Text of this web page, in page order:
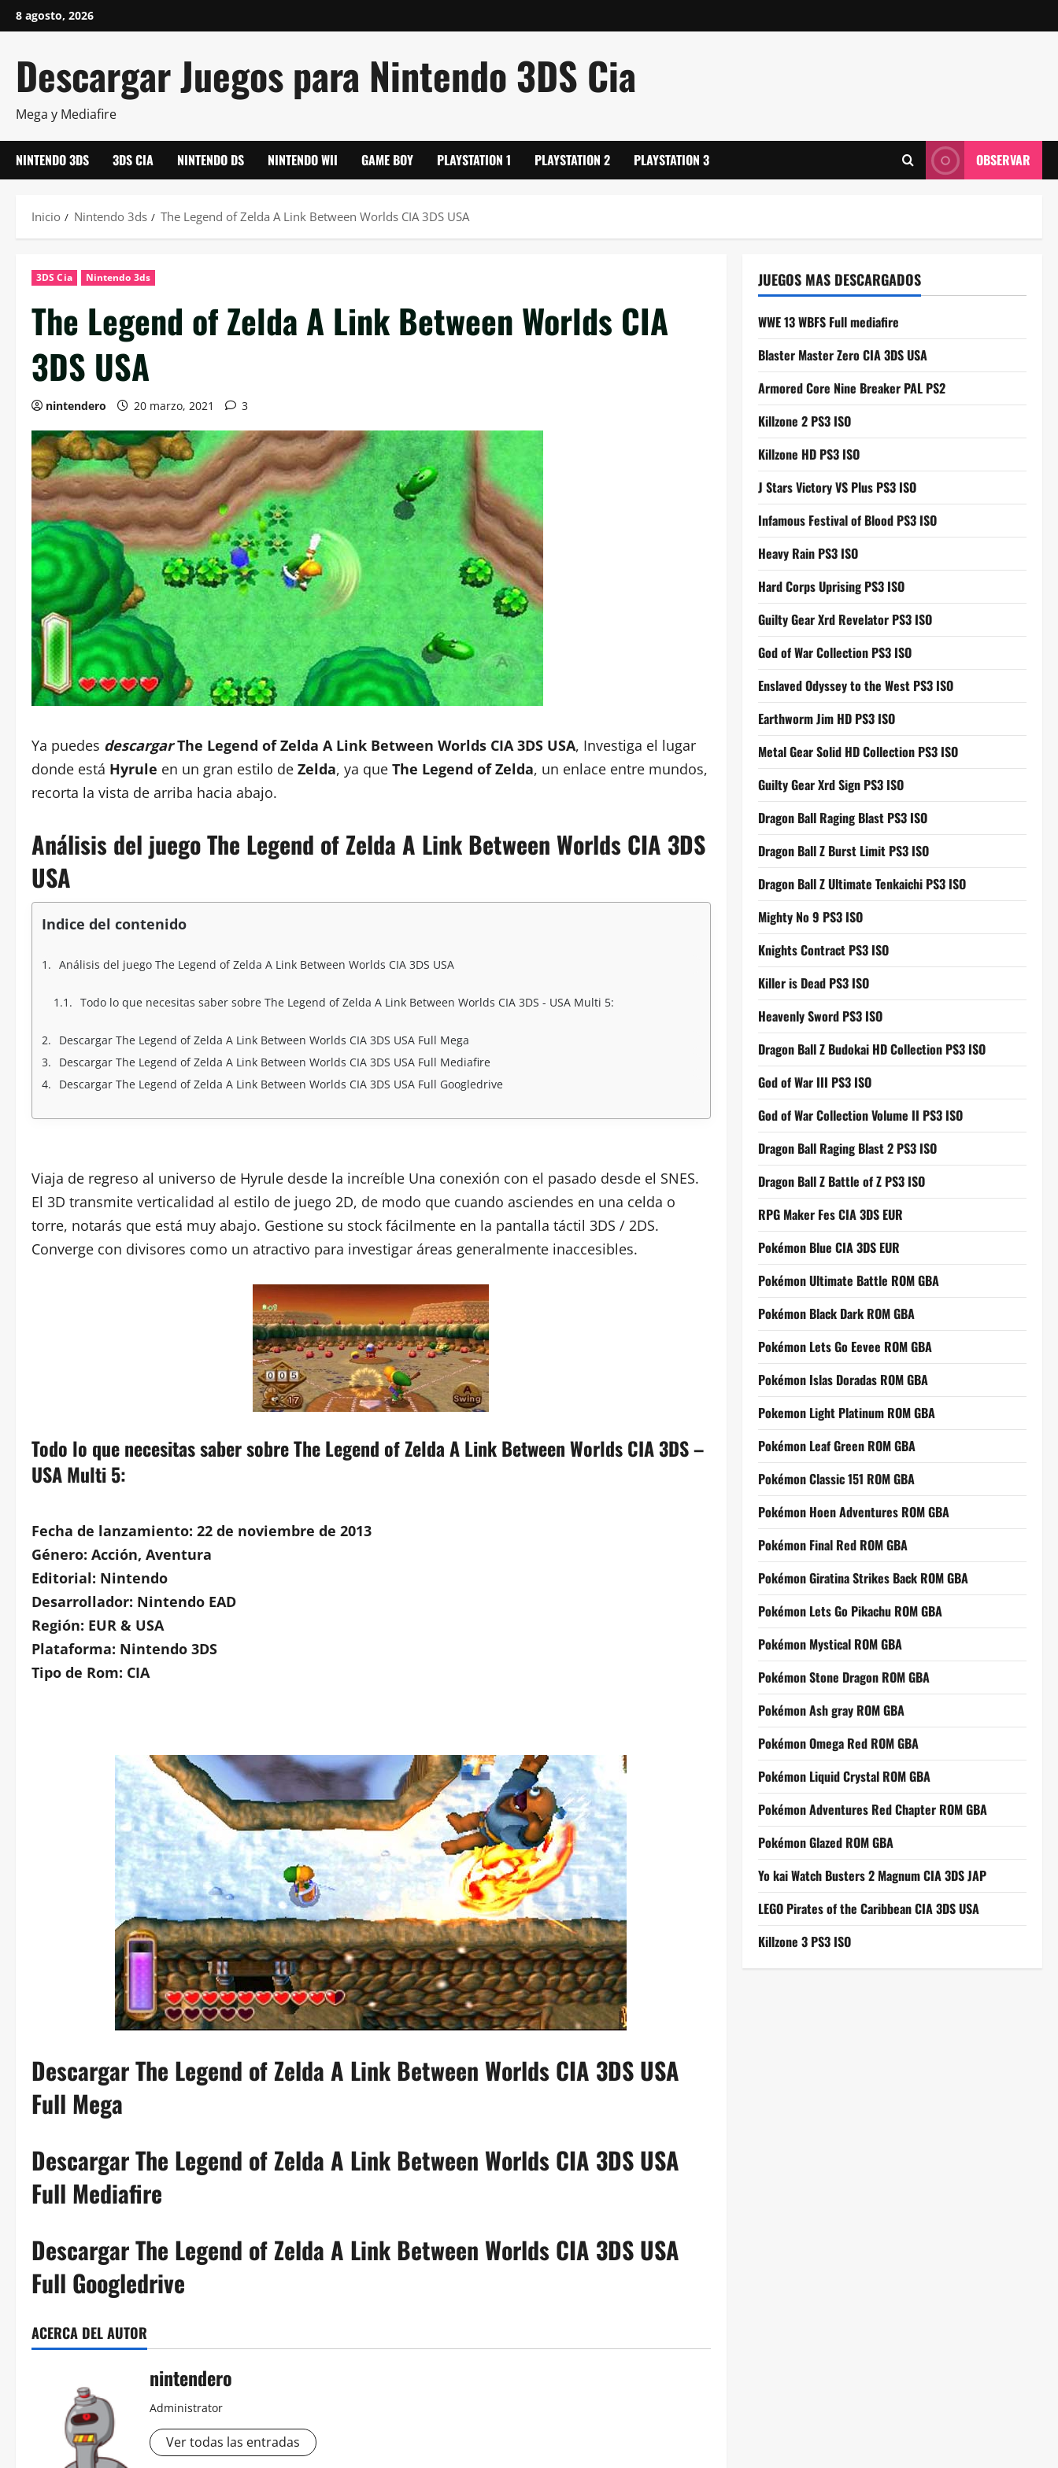
Saltar
al
8 agosto, 2026
Descargar Juegos para Nintendo 3DS Cia
Mega y Mediafire
NINTENDO 3DS 3DS CIA NINTENDO DS NINTENDO WII GAME BOY PLAYSTATION 1 PLAYSTATION 2 PLAYSTATION 3 OBSERVAR
Inicio Nintendo 3ds The Legend of Zelda A Link Between Worlds CIA 3DS USA
3DS Cia Nintendo 3ds
The Legend of Zelda A Link Between Worlds CIA
3DS USA
nintendero 20 marzo, 2021 3
Ya puedes descargarThe Legend of Zelda A Link Between Worlds CIA 3DS USA, Investiga el lugar
donde está Hyrule en un gran estilo de Zelda, ya que The Legend of Zelda, un enlace entre mundos,
recorta la vista de arriba hacia abajo.
Análisis del juego The Legend of Zelda A Link Between Worlds CIA 3DS
USA
Indice del contenido
Análisis del juego The Legend of Zelda A Link Between Worlds CIA 3DS USA
Todo lo que necesitas saber sobre The Legend of Zelda A Link Between Worlds CIA 3DS - USA Multi 5:
Descargar The Legend of Zelda A Link Between Worlds CIA 3DS USA Full Mega
Descargar The Legend of Zelda A Link Between Worlds CIA 3DS USA Full Mediafire
Descargar The Legend of Zelda A Link Between Worlds CIA 3DS USA Full Googledrive
Viaja de regreso al universo de Hyrule desde la increíble Una conexión con el pasado desde el SNES.
El 3D transmite verticalidad al estilo de juego 2D, de modo que cuando asciendes en una celda o
torre, notarás que está muy abajo. Gestione su stock fácilmente en la pantalla táctil 3DS / 2DS.
Converge con divisores como un atractivo para investigar áreas generalmente inaccesibles.
Todo lo que necesitas saber sobre The Legend of Zelda A Link Between Worlds CIA 3DS –
USA Multi 5:
Fecha de lanzamiento: 22 de noviembre de 2013
Género: Acción, Aventura
Editorial: Nintendo
Desarrollador: Nintendo EAD
Región: EUR & USA
Plataforma: Nintendo 3DS
Tipo de Rom: CIA
Descargar The Legend of Zelda A Link Between Worlds CIA 3DS USA
Full Mega
Descargar The Legend of Zelda A Link Between Worlds CIA 3DS USA
Full Mediafire
Descargar The Legend of Zelda A Link Between Worlds CIA 3DS USA
Full Googledrive
ACERCA DEL AUTOR
nintendero
Administrator
Ver todas las entradas
JUEGOS MAS DESCARGADOS
WWE 13 WBFS Full mediafire
Blaster Master Zero CIA 3DS USA
Armored Core Nine Breaker PAL PS2
Killzone 2 PS3 ISO
Killzone HD PS3 ISO
J Stars Victory VS Plus PS3 ISO
Infamous Festival of Blood PS3 ISO
Heavy Rain PS3 ISO
Hard Corps Uprising PS3 ISO
Guilty Gear Xrd Revelator PS3 ISO
God of War Collection PS3 ISO
Enslaved Odyssey to the West PS3 ISO
Earthworm Jim HD PS3 ISO
Metal Gear Solid HD Collection PS3 ISO
Guilty Gear Xrd Sign PS3 ISO
Dragon Ball Raging Blast PS3 ISO
Dragon Ball Z Burst Limit PS3 ISO
Dragon Ball Z Ultimate Tenkaichi PS3 ISO
Mighty No 9 PS3 ISO
Knights Contract PS3 ISO
Killer is Dead PS3 ISO
Heavenly Sword PS3 ISO
Dragon Ball Z Budokai HD Collection PS3 ISO
God of War III PS3 ISO
God of War Collection Volume II PS3 ISO
Dragon Ball Raging Blast 2 PS3 ISO
Dragon Ball Z Battle of Z PS3 ISO
RPG Maker Fes CIA 3DS EUR
Pokémon Blue CIA 3DS EUR
Pokémon Ultimate Battle ROM GBA
Pokémon Black Dark ROM GBA
Pokémon Lets Go Eevee ROM GBA
Pokémon Islas Doradas ROM GBA
Pokemon Light Platinum ROM GBA
Pokémon Leaf Green ROM GBA
Pokémon Classic 151 ROM GBA
Pokémon Hoen Adventures ROM GBA
Pokémon Final Red ROM GBA
Pokémon Giratina Strikes Back ROM GBA
Pokémon Lets Go Pikachu ROM GBA
Pokémon Mystical ROM GBA
Pokémon Stone Dragon ROM GBA
Pokémon Ash gray ROM GBA
Pokémon Omega Red ROM GBA
Pokémon Liquid Crystal ROM GBA
Pokémon Adventures Red Chapter ROM GBA
Pokémon Glazed ROM GBA
Yo kai Watch Busters 2 Magnum CIA 3DS JAP
LEGO Pirates of the Caribbean CIA 3DS USA
Killzone 3 PS3 ISO